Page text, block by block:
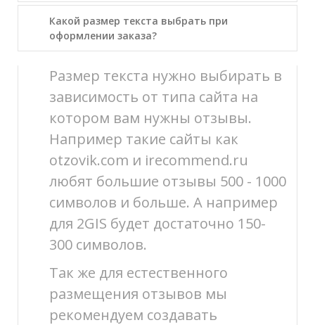
Какой размер текста выбрать при
оформлении заказа?
Размер текста нужно выбирать в
зависимость от типа сайта на
котором вам нужны отзывы.
Например такие сайты как
otzovik.com и irecommend.ru
любят большие отзывы 500 - 1000
символов и больше. А например
для 2GIS будет достаточно 150-
300 символов.
Так же для естественного
размещения отзывов мы
рекомендуем создавать